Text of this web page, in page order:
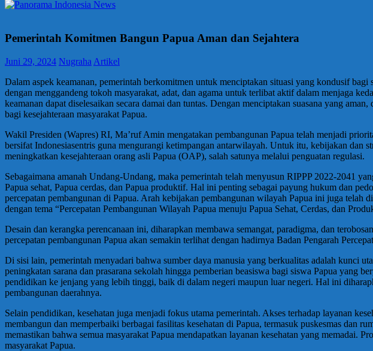
Pemerintah Komitmen Bangun Papua Aman dan Sejahtera
Juni 29, 2024 Nugraha Artikel
Dalam aspek keamanan, pemerintah berkomitmen untuk menciptakan situasi yang kondusif
dengan menggandeng tokoh masyarakat, adat, dan agama untuk terlibat aktif dalam menjaga
keamanan dapat diselesaikan secara damai dan tuntas. Dengan menciptakan suasana yang
bagi kesejahteraan masyarakat Papua.
Wakil Presiden (Wapres) RI, Ma’ruf Amin mengatakan pembangunan Papua telah menjadi
bersifat Indonesiasentris guna mengurangi ketimpangan antarwilayah. Untuk itu, kebijakan dan
meningkatkan kesejahteraan orang asli Papua (OAP), salah satunya melalui penguatan regulasi.
Sebagaimana amanah Undang-Undang, maka pemerintah telah menyusun RIPPP 2022-2041
Papua sehat, Papua cerdas, dan Papua produktif. Hal ini penting sebagai payung hukum dan
percepatan pembangunan di Papua. Arah kebijakan pembangunan wilayah Papua ini juga
dengan tema “Percepatan Pembangunan Wilayah Papua menuju Papua Sehat, Cerdas, dan
Desain dan kerangka perencanaan ini, diharapkan membawa semangat, paradigma, dan
percepatan pembangunan Papua akan semakin terlihat dengan hadirnya Badan Pengarah
Di sisi lain, pemerintah menyadari bahwa sumber daya manusia yang berkualitas adalah kunci
peningkatan sarana dan prasarana sekolah hingga pemberian beasiswa bagi siswa Papua yang
pendidikan ke jenjang yang lebih tinggi, baik di dalam negeri maupun luar negeri. Hal ini
pembangunan daerahnya.
Selain pendidikan, kesehatan juga menjadi fokus utama pemerintah. Akses terhadap layanan
membangun dan memperbaiki berbagai fasilitas kesehatan di Papua, termasuk puskesmas dan
memastikan bahwa semua masyarakat Papua mendapatkan layanan kesehatan yang memadai.
masyarakat Papua.